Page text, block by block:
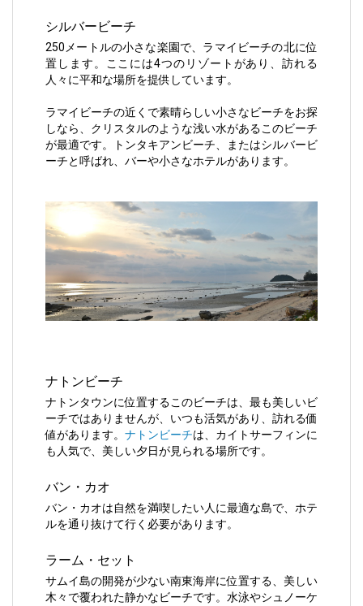
シルバービーチ
250メートルの小さな楽園で、ラマイビーチの北に位
置します。ここには4つのリゾートがあり、訪れる
人々に平和な場所を提供しています。
ラマイビーチの近くで素晴らしい小さなビーチをお探
しなら、クリスタルのような浅い水があるこのビーチ
が最適です。トンタキアンビーチ、またはシルバービ
ーチと呼ばれ、バーや小さなホテルがあります。
ナトンビーチ
ナトンタウンに位置するこのビーチは、最も美しいビ
ーチではありませんが、いつも活気があり、訪れる価
値があります。 ナトンビーチは、カイトサーフィンに
も人気で、美しい夕日が見られる場所です。
バン・カオ
バン・カオは自然を満喫したい人に最適な島で、ホテ
ルを通り抜けて行く必要があります。
ラーム・セット
サムイ島の開発が少ない南東海岸に位置する、美しい
木々で覆われた静かなビーチです。水泳やシュノーケ